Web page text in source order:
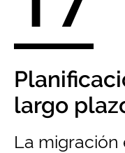
largo
La